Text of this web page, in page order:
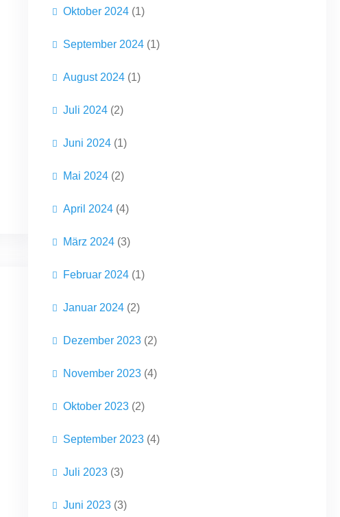
Oktober 2024 (1)
September 2024 (1)
August 2024 (1)
Juli 2024 (2)
Juni 2024 (1)
Mai 2024 (2)
April 2024 (4)
März 2024 (3)
Februar 2024 (1)
Januar 2024 (2)
Dezember 2023 (2)
November 2023 (4)
Oktober 2023 (2)
September 2023 (4)
Juli 2023 (3)
Juni 2023 (3)